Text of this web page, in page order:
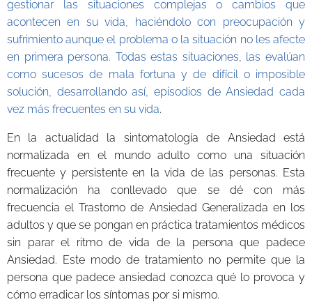
gestionar las situaciones complejas o cambios que
acontecen en su vida, haciéndolo con preocupación y
sufrimiento aunque el problema o la situación no les afecte
en primera persona. Todas estas situaciones, las evalúan
como sucesos de mala fortuna y de difícil o imposible
solución, desarrollando así, episodios de Ansiedad cada
vez más frecuentes en su vida.
En la actualidad la sintomatología de Ansiedad está
normalizada en el mundo adulto como una situación
frecuente y persistente en la vida de las personas. Esta
normalización ha conllevado que se dé con más
frecuencia el Trastorno de Ansiedad Generalizada en los
adultos y que se pongan en práctica tratamientos médicos
sin parar el ritmo de vida de la persona que padece
Ansiedad. Este modo de tratamiento no permite que la
persona que padece ansiedad conozca qué lo provoca y
cómo erradicar los síntomas por si mismo.